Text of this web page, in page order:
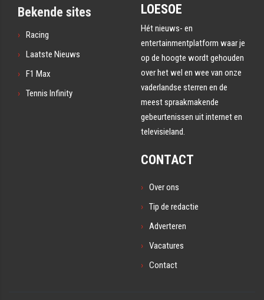
Bekende sites
Racing
Laatste Nieuws
F1 Max
Tennis Infinity
LOESOE
Hét nieuws- en
entertainmentplatform waar je
op de hoogte wordt gehouden
over het wel en wee van onze
vaderlandse sterren en de
meest spraakmakende
gebeurtenissen uit internet en
televisieland.
CONTACT
Over ons
Tip de redactie
Adverteren
Vacatures
Contact